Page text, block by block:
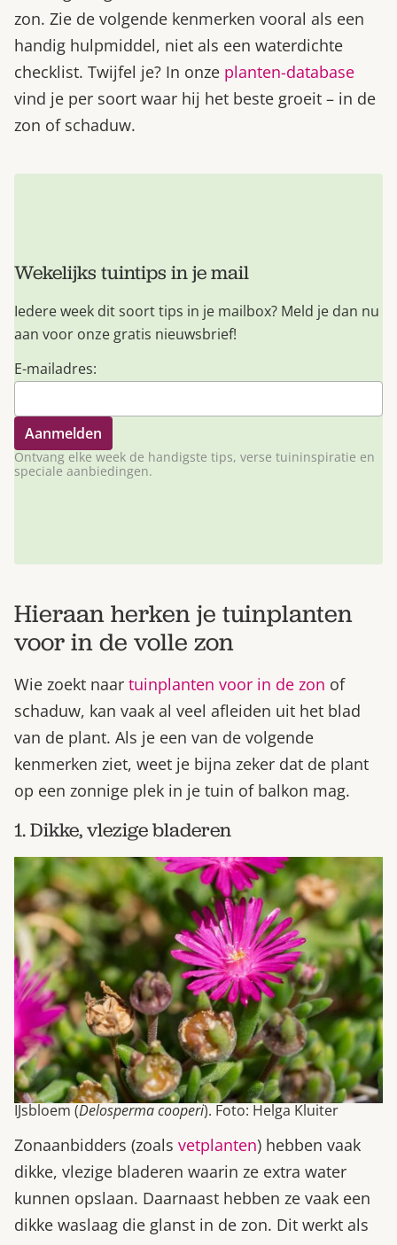
zon. Zie de volgende kenmerken vooral als een
handig hulpmiddel, niet als een waterdichte
checklist. Twijfel je? In onze planten-database
vind je per soort waar hij het beste groeit – in de
zon of schaduw.
Wekelijks tuintips in je mail
Iedere week dit soort tips in je mailbox? Meld je dan nu
aan voor onze gratis nieuwsbrief!
E-mailadres:
Ontvang elke week de handigste tips, verse tuininspiratie en
speciale aanbiedingen.
Hieraan herken je tuinplanten
voor in de volle zon
Wie zoekt naar tuinplanten voor in de zon of
schaduw, kan vaak al veel afleiden uit het blad
van de plant. Als je een van de volgende
kenmerken ziet, weet je bijna zeker dat de plant
op een zonnige plek in je tuin of balkon mag.
1. Dikke, vlezige bladeren
IJsbloem (Delosperma cooperi). Foto: Helga Kluiter
Zonaanbidders (zoals vetplanten) hebben vaak
dikke, vlezige bladeren waarin ze extra water
kunnen opslaan. Daarnaast hebben ze vaak een
dikke waslaag die glanst in de zon. Dit werkt als